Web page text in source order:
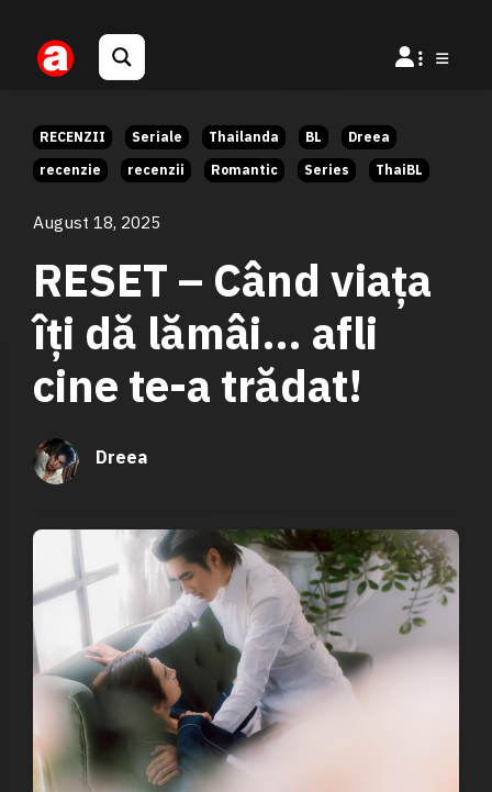
RECENZII Seriale Thailanda BL
Dreea
recenzie
recenzii Romantic Series ThaiBL
August 18, 2025
RESET – Când viața
îți dă lămâi… afli
cine te-a trădat!
Dreea